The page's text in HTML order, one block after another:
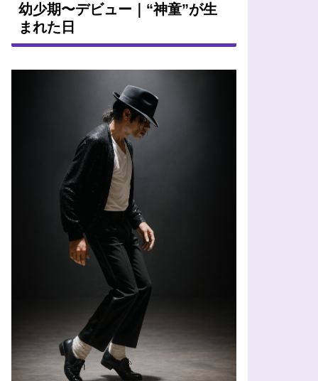
幼少期〜デビュー｜“神童”が生
まれた日